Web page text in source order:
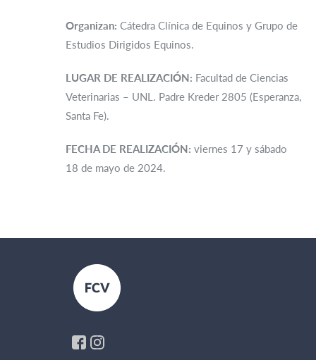
Organizan: Cátedra Clínica de Equinos y Grupo de
Estudios Dirigidos Equinos.
LUGAR DE REALIZACIÓN: Facultad de Ciencias
Veterinarias – UNL. Padre Kreder 2805 (Esperanza,
Santa Fe).
FECHA DE REALIZACIÓN: viernes 17 y sábado
18 de mayo de 2024.